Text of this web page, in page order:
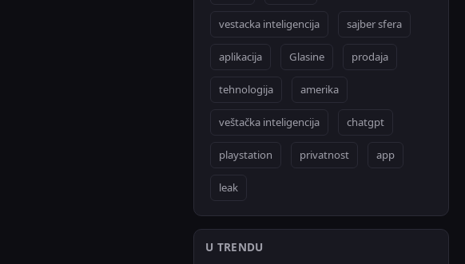
vestacka inteligencija sajber sfera
aplikacija Glasine prodaja
tehnologija amerika
veštačka inteligencija chatgpt
playstation privatnost app
leak
U TRENDU